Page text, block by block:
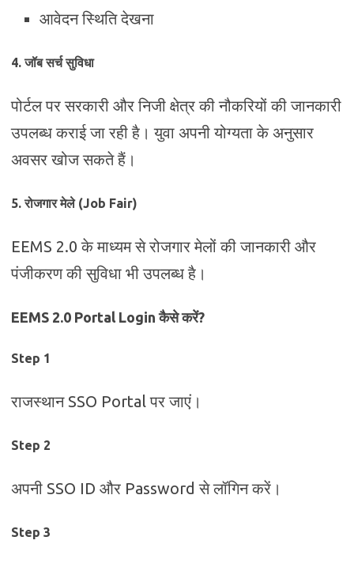
आवेदन स्थिति देखना
4. जॉब सर्च सुविधा
पोर्टल पर सरकारी और निजी क्षेत्र की नौकरियों की जानकारी
उपलब्ध कराई जा रही है। युवा अपनी योग्यता के अनुसार
अवसर खोज सकते हैं।
5. रोजगार मेले (Job Fair)
EEMS 2.0 के माध्यम से रोजगार मेलों की जानकारी और
पंजीकरण की सुविधा भी उपलब्ध है।
EEMS 2.0 Portal Login कैसे करें?
Step 1
राजस्थान SSO Portal पर जाएं।
Step 2
अपनी SSO ID और Password से लॉगिन करें।
Step 3